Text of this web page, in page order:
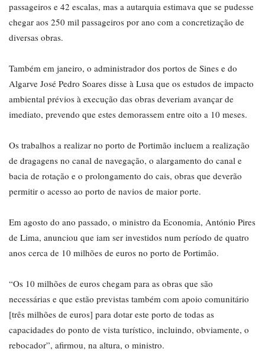
passageiros e 42 escalas, mas a autarquia estimava que se pudesse
chegar aos 250 mil passageiros por ano com a concretização de
diversas obras.
Também em janeiro, o administrador dos portos de Sines e do
Algarve José Pedro Soares disse à Lusa que os estudos de impacto
ambiental prévios à execução das obras deveriam avançar de
imediato, prevendo que estes demorassem entre oito a 10 meses.
Os trabalhos a realizar no porto de Portimão incluem a realização
de dragagens no canal de navegação, o alargamento do canal e
bacia de rotação e o prolongamento do cais, obras que deverão
permitir o acesso ao porto de navios de maior porte.
Em agosto do ano passado, o ministro da Economia, António Pires
de Lima, anunciou que iam ser investidos num período de quatro
anos cerca de 10 milhões de euros no porto de Portimão.
“Os 10 milhões de euros chegam para as obras que são
necessárias e que estão previstas também com apoio comunitário
[três milhões de euros] para dotar este porto de todas as
capacidades do ponto de vista turístico, incluindo, obviamente, o
rebocador”, afirmou, na altura, o ministro.